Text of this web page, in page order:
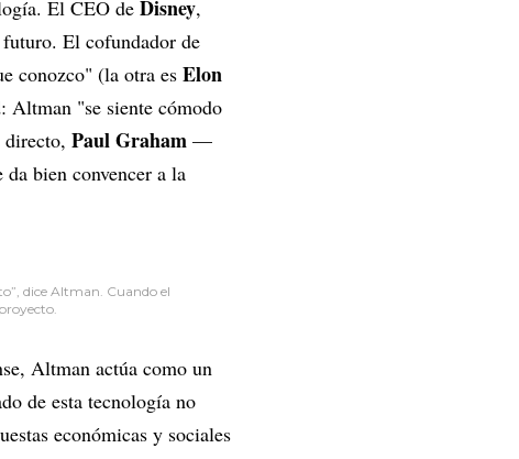
El CEO de Disney,
El cofundador de
conozco" (la otra es Elon
Altman "se siente cómodo
Paul Graham —
bien convencer a la
dice Altman. Cuando el
Altman actúa como un
de esta tecnología no
económicas y sociales